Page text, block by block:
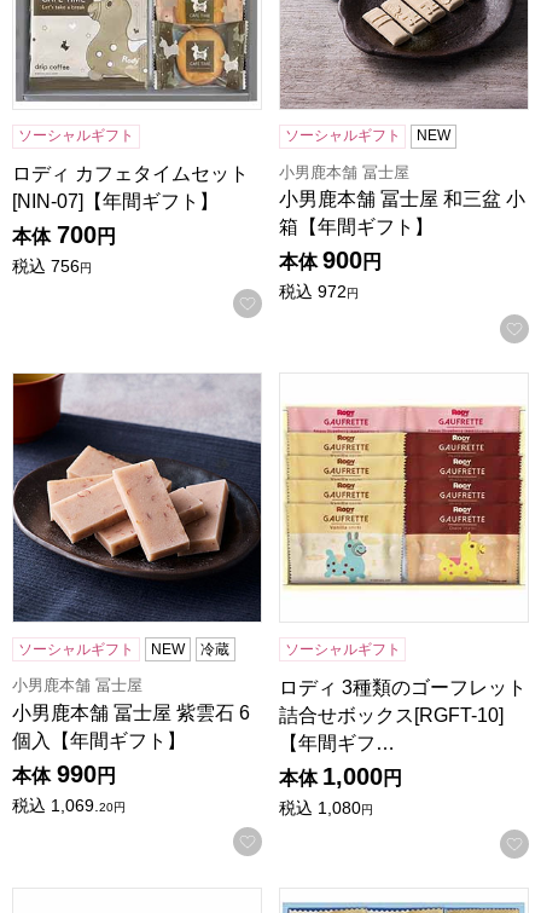
ソーシャルギフト
ロディ カフェタイムセット
[NIN-07]【年間ギフト】
本体 700円
税込 756円
お気に入りに登録する
ソーシャルギフト NEW
小男鹿本舗 冨士屋
小男鹿本舗 冨士屋 和三盆 小
箱【年間ギフト】
本体 900円
税込 972円
小男鹿本舗 冨士屋 紫雲石 6個入【年間ギフト】
ソーシャルギフト NEW 冷蔵
小男鹿本舗 冨士屋
小男鹿本舗 冨士屋 紫雲石 6
個入【年間ギフト】
本体 990円
税込 1,069.20円
お気に入りに登録する
ソーシャルギフト
ロディ 3種類のゴーフレット
詰合せボックス[RGFT-10]
【年間ギフ…
本体 1,000円
税込 1,080円
ロディ カフェタイムセット[NIN-10]【年間ギフト】
マクミランアリス ガトーセ